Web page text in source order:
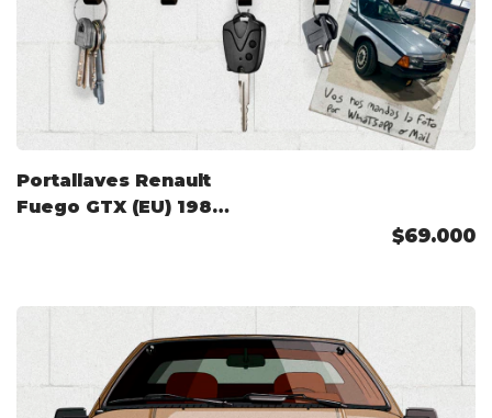
Portallaves Renault
Fuego GTX (EU) 1984
$69.000